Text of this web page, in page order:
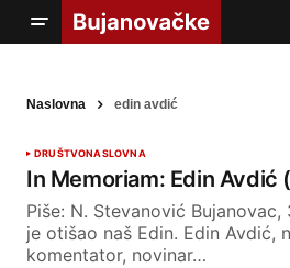
Naslovna edin avdić
DRUŠTVONASLOVNA
In Memoriam: Edin Avdić
Piše: N. Stevanović Bujanovac,
je otišao naš Edin. Edin Avdić,
komentator, novinar…